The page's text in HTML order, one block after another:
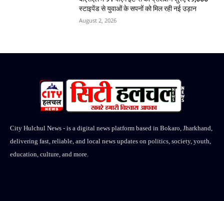
स्टाइपेंड से युवाओं के सपनों को मिल रही नई उड़ान
August 2, 2026
City Hulchul News - is a digital news platform based in Bokaro, Jharkhand,
delivering fast, reliable, and local news updates on politics, society, youth,
education, culture, and more.